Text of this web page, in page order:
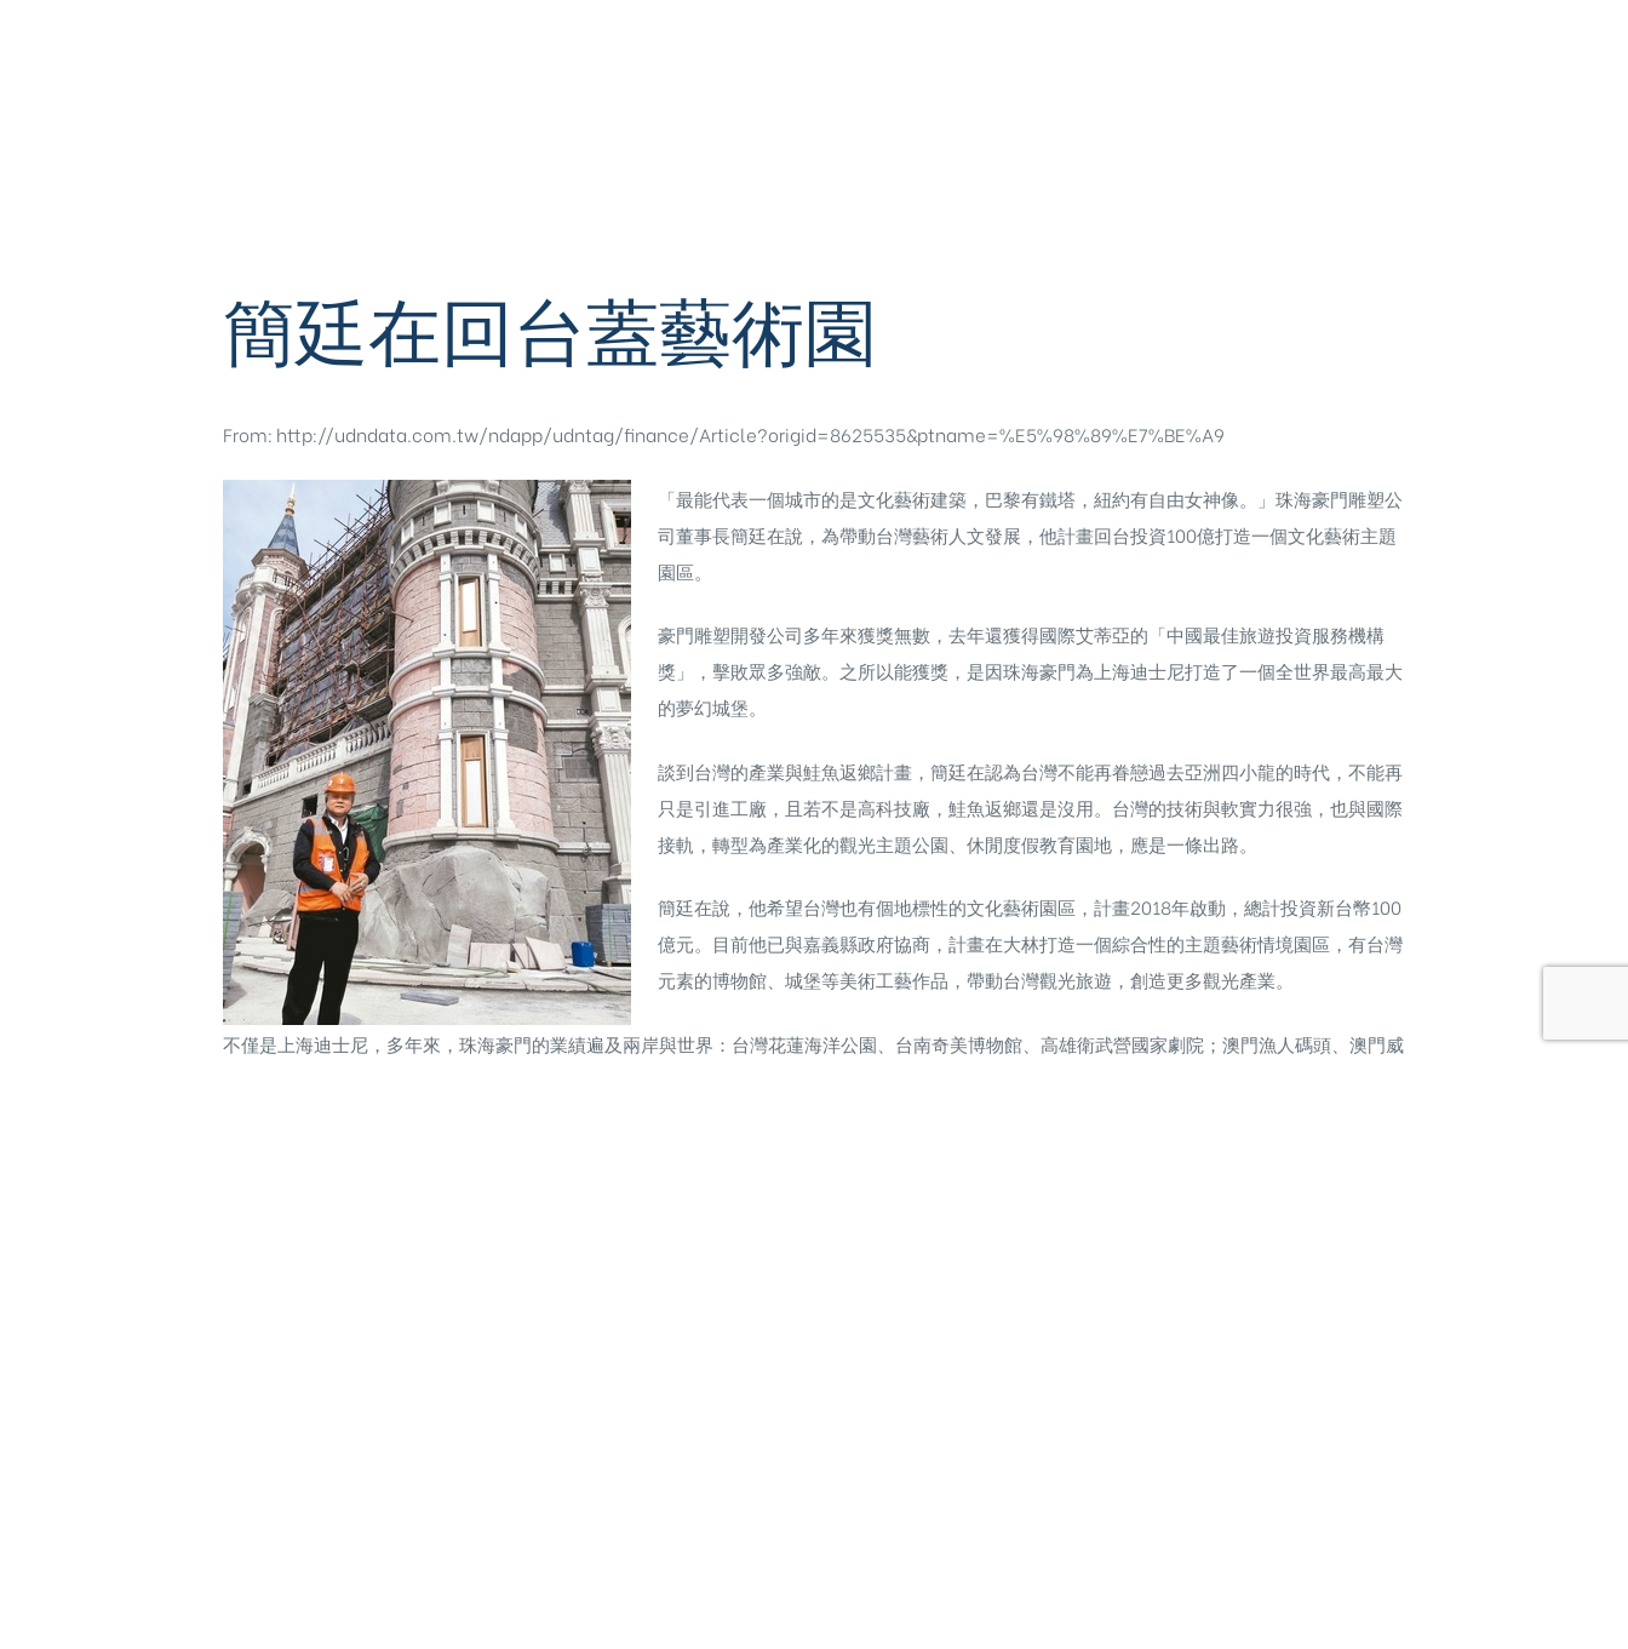
簡廷在回台蓋藝術園
From: http://udndata.com.tw/ndapp/udntag/finance/Article?origid=8625535&ptname=%E5%98%89%E7%BE%A9
「最能代表一個城市的是文化藝術建築，巴黎有鐵塔，紐約有自由女神像。」珠海豪門雕塑公
司董事長簡廷在說，為帶動台灣藝術人文發展，他計畫回台投資100億打造一個文化藝術主題
園區。
豪門雕塑開發公司多年來獲獎無數，去年還獲得國際艾蒂亞的「中國最佳旅遊投資服務機構
獎」，擊敗眾多強敵。之所以能獲獎，是因珠海豪門為上海迪士尼打造了一個全世界最高最大
的夢幻城堡。
談到台灣的產業與鮭魚返鄉計畫，簡廷在認為台灣不能再眷戀過去亞洲四小龍的時代，不能再
只是引進工廠，且若不是高科技廠，鮭魚返鄉還是沒用。台灣的技術與軟實力很強，也與國際
接軌，轉型為產業化的觀光主題公園、休閒度假教育園地，應是一條出路。
簡廷在說，他希望台灣也有個地標性的文化藝術園區，計畫2018年啟動，總計投資新台幣100
億元。目前他已與嘉義縣政府協商，計畫在大林打造一個綜合性的主題藝術情境園區，有台灣
元素的博物館、城堡等美術工藝作品，帶動台灣觀光旅遊，創造更多觀光產業。
不僅是上海迪士尼，多年來，珠海豪門的業績遍及兩岸與世界：台灣花蓮海洋公園、台南奇美博物館、高雄衛武營國家劇院；澳門漁人碼頭、澳門威